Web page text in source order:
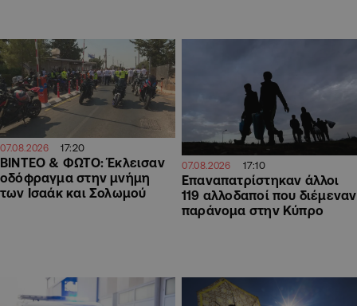
07.08.2026 17:20
ΒΙΝΤΕΟ & ΦΩΤΟ: Έκλεισαν
οδόφραγμα στην μνήμη
των Ισαάκ και Σολωμού
07.08.2026 17:10
Επαναπατρίστηκαν άλλοι
119 αλλοδαποί που διέμεναν
παράνομα στην Κύπρο